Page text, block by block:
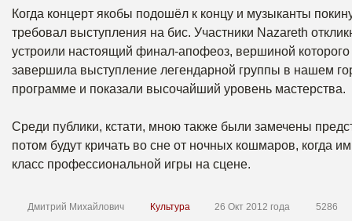
Когда концерт якобы подошёл к концу и музыканты
требовал выступления на бис. Участники Nazareth
устроили настоящий финал-апофеоз, вершиной
завершила выступление легендарной группы в нашем
программе и показали высочайший уровень мастерства.
Среди публики, кстати, мною также были замечены
потом будут кричать во сне от ночных кошмаров, когда
класс профессиональной игры на сцене.
Дмитрий Михайлович Культура 26 Окт 2012 года 5286